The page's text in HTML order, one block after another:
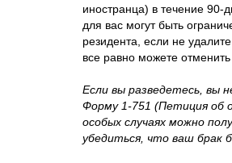
иностранца) в течение 90-
для вас могут быть
резидента, если не
все равно можете
Если вы разведетесь, вы
Форму 1-751 (Петиция об
особых случаях можно
убедиться, что ваш брак